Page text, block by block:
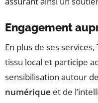
Engagement
En plus de ses
tissu local et participe
sensibilisation autour
numérique et de